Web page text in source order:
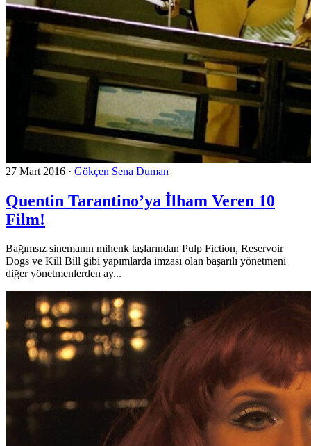
27 Mart 2016 · Gökçen Sena Duman
Quentin Tarantino’ya İlham Veren 10
Film!
Bağımsız sinemanın mihenk taşlarından Pulp Fiction, Reservoir
Dogs ve Kill Bill gibi yapımlarda imzası olan başarılı yönetmeni
diğer yönetmenlerden ay...